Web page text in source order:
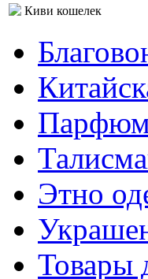
Киви кошелек
Этно
Товары